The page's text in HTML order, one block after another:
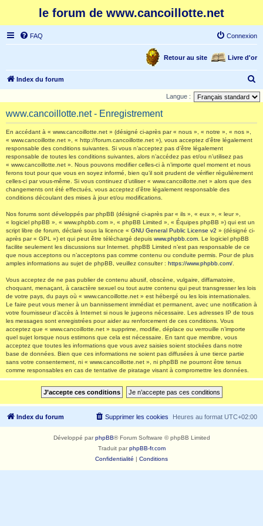
le forum de www.cancoillotte.net
FAQ Connexion
Livre d'or
Retour au site
Index du forum
e
Langue :
www.cancoillotte.net - Enregistrement
En accédant à « www.cancoillotte.net » (désigné ci-après par « nous », « notre », « nos »,
« www.cancoillotte.net », « http://forum.cancoillotte.net »), vous acceptez d’être légalement
responsable des conditions suivantes. Si vous n’acceptez pas d’être légalement
responsable de toutes les conditions suivantes, alors n’accédez pas et/ou n’utilisez pas
« www.cancoillotte.net ». Nous pouvons modifier celles-ci à n’importe quel moment et nous
ferons tout pour que vous en soyez informé, bien qu’il soit prudent de vérifier régulièrement
celles-ci par vous-même. Si vous continuez d’utiliser « www.cancoillotte.net » alors que des
changements ont été effectués, vous acceptez d’être légalement responsable des
conditions découlant des mises à jour et/ou modifications.
Nos forums sont développés par phpBB (désigné ci-après par « ils », « eux », « leur »,
« logiciel phpBB », « www.phpbb.com », « phpBB Limited », « Équipes phpBB ») qui est un
script libre de forum, déclaré sous la licence « GNU General Public License v2 » (désigné ci-
après par « GPL ») et qui peut être téléchargé depuis www.phpbb.com . Le logiciel phpBB
facilite seulement les discussions sur Internet. phpBB Limited n’est pas responsable de ce
que nous acceptons ou n’acceptons pas comme contenu ou conduite permis. Pour de plus
amples informations au sujet de phpBB, veuillez consulter : https://www.phpbb.com/
Vous acceptez de ne pas publier de contenu abusif, obscène, vulgaire, diffamatoire,
choquant, menaçant, à caractère sexuel ou tout autre contenu qui peut transgresser les lois
de votre pays, du pays où « www.cancoillotte.net » est hébergé ou les lois internationales.
Le faire peut vous mener à un bannissement immédiat et permanent, avec une notification à
votre fournisseur d’accès à Internet si nous le jugeons nécessaire. Les adresses IP de tous
les messages sont enregistrées pour aider au renforcement de ces conditions. Vous
acceptez que « www.cancoillotte.net » supprime, modifie, déplace ou verrouille n’importe
quel sujet lorsque nous estimons que cela est nécessaire. En tant que membre, vous
acceptez que toutes les informations que vous avez saisies soient stockées dans notre
base de données. Bien que ces informations ne soient pas diffusées à une tierce partie
sans votre consentement, ni « www.cancoillotte.net », ni phpBB ne pourront être tenus
comme responsables en cas de tentative de piratage visant à compromettre les données.
Index du forum Heures au format UTC+02:00
Supprimer les cookies
Développé parphpBB® Forum Software © phpBB Limited
Traduit parphpBB-fr.com
Confidentialité | Conditions